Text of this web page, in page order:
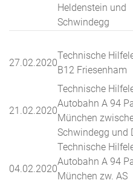
Heldenstein und
Schwindegg
27.02.2020
Technische
B12 Friesenham
21.02.2020
Technische
Autobahn A 94
München
Schwindegg und
04.02.2020
Technische
Autobahn A 94
München zw. AS